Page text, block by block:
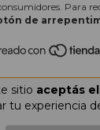
sitio aceptás
tu experiencia
Para
de